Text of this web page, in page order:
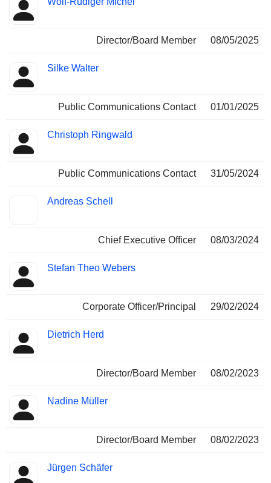
Director/Board Member 08/05/2025
Silke Walter
Public Communications Contact 01/01/2025
Christoph Ringwald
Public Communications Contact 31/05/2024
Andreas Schell
Chief Executive Officer 08/03/2024
Stefan Theo Webers
Corporate Officer/Principal 29/02/2024
Dietrich Herd
Director/Board Member 08/02/2023
Nadine Müller
Director/Board Member 08/02/2023
Jürgen Schäfer